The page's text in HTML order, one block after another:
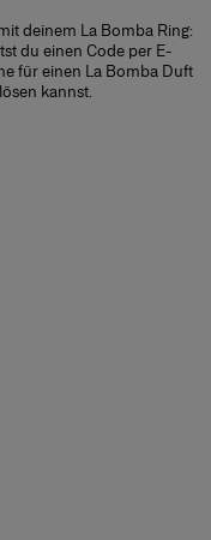
deinem La Bomba Ring:
du einen Code per E-
für einen La Bomba Duft
kannst.